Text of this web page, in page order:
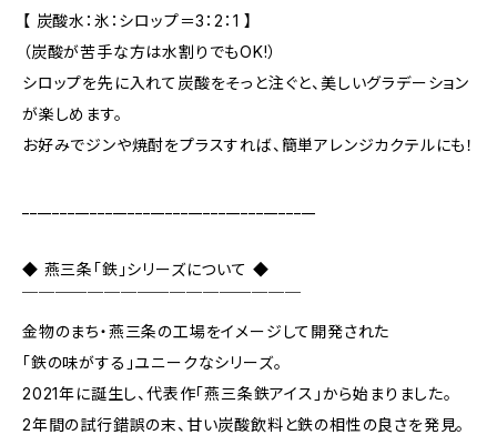
【 炭酸水：氷：シロップ＝3：2：1 】
（炭酸が苦手な方は水割りでもOK!）
シロップを先に入れて炭酸をそっと注ぐと、美しいグラデーション
が楽しめます。
お好みでジンや焼酎をプラスすれば、簡単アレンジカクテルにも！
◆ 燕三条「鉄」シリーズについて ◆
金物のまち・燕三条の工場をイメージして開発された
「鉄の味がする」ユニークなシリーズ。
2021年に誕生し、代表作「燕三条鉄アイス」から始まりました。
2年間の試行錯誤の末、甘い炭酸飲料と鉄の相性の良さを発見。